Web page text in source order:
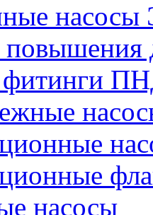
насосы